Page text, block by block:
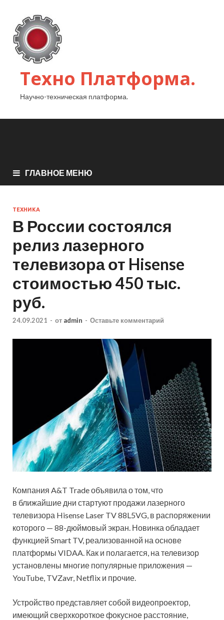
Техно Платформа.
Научно-техническая платформа.
ГЛАВНОЕ МЕНЮ
ТЕХНИКА
В России состоялся
релиз лазерного
телевизора от Hisense
стоимостью 450 тыс.
руб.
24.09.2021 - от admin - Оставьте комментарий
Компания A&T Trade объявила о том, что
в ближайшие дни стартуют продажи лазерного
телевизора Hisense Laser TV 88L5VG, в распоряжении
которого — 88-дюймовый экран. Новинка обладает
функцией Smart TV, реализованной на основе
платформы VIDAA. Как и полагается, на телевизор
установлены многие популярные приложения —
YouTube, TVZavr, Netflix и прочие.
Устройство представляет собой видеопроектор,
имеющий сверхкороткое фокусное расстояние,